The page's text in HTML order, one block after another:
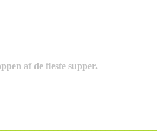
af de fleste supper.